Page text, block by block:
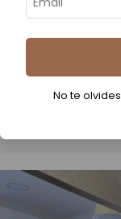
PUFF
No te